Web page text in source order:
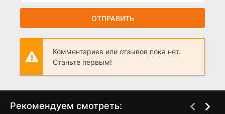
ОТПРАВИТЬ
Комментариев или отзывов пока нет.
Станьте первым!
Рекомендуем смотреть: